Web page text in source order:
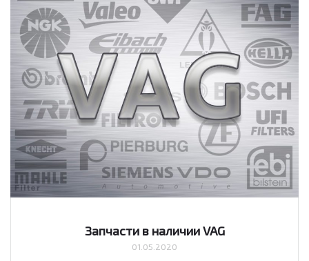
Запчасти в наличии VAG
01.05.2020